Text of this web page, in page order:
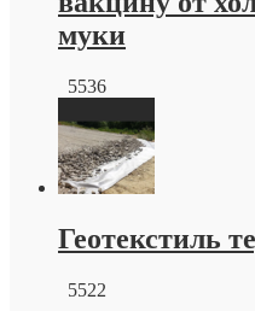
муки
5536
Геотекстиль
5522